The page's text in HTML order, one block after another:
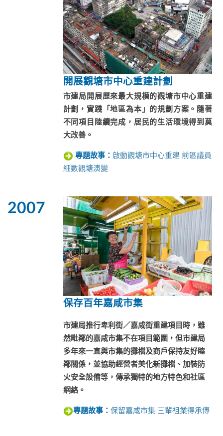
開展觀塘市中心重建計劃
市建局開展歷來最大規模的觀塘市中心重建
計劃，實踐「地區為本」的規劃方案。隨著
不同項目陸續完成，居民的生活環境得到莫
大改善。
專題故事： 啟動觀塘市中心重建 前區議員
細數觀塘演變
2007
保存百年嘉咸市集
市建局推行卑利街／嘉咸街重建項目時，雖
然毗鄰的嘉咸市集不在項目範圍，但市建局
多年來一直與市集的攤檔及商戶保持友好睦
鄰關係，並協助經營者美化新攤檔、加裝防
火安全設備等，傳承獨特的地方特色和社區
網絡。
專題故事： 保留嘉咸市集 三輩祖業得承傳